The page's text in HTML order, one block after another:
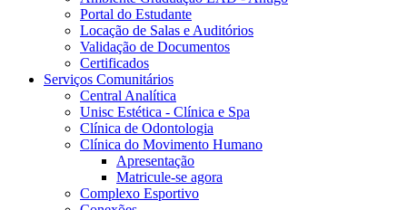
Portal do Estudante
Locação de Salas e Auditórios
Validação de Documentos
Certificados
Serviços Comunitários
Central Analítica
Unisc Estética - Clínica e Spa
Clínica de Odontologia
Clínica do Movimento Humano
Apresentação
Matricule-se agora
Complexo Esportivo